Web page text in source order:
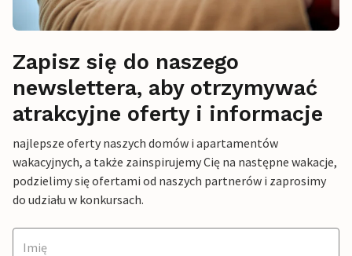
Zapisz się do naszego
newslettera, aby otrzymywać
atrakcyjne oferty i informacje
najlepsze oferty naszych domów i apartamentów
wakacyjnych, a także zainspirujemy Cię na następne wakacje,
podzielimy się ofertami od naszych partnerów i zaprosimy
do udziału w konkursach.